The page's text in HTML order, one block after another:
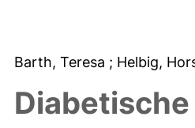
Barth, Teresa ; Helbig,